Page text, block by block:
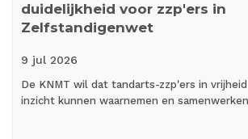
duidelijkheid voor zzp'ers in
Zelfstandigenwet
9 jul 2026
De KNMT wil dat tandarts-zzp'ers in
inzicht kunnen waarnemen en